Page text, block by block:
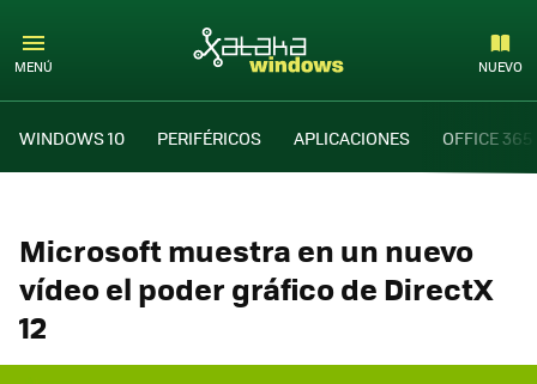
MENÚ NUEVO
WINDOWS 10 PERIFÉRICOS APLICACIONES OFFICE 365
Microsoft muestra en un nuevo
vídeo el poder gráfico de DirectX
12